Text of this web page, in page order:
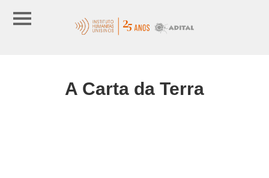
A Carta da Terra